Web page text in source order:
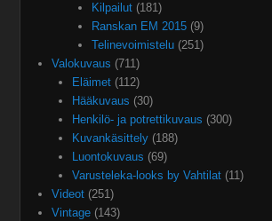
Kilpailut (181)
Ranskan EM 2015 (9)
Telinevoimistelu (251)
Valokuvaus (711)
Eläimet(112)
Hääkuvaus (30)
Henkilö- ja potrettikuvaus (300)
Kuvankäsittely(188)
Luontokuvaus (69)
Varusteleka-looks by Vahtilat(11)
Videot (251)
Vintage (143)